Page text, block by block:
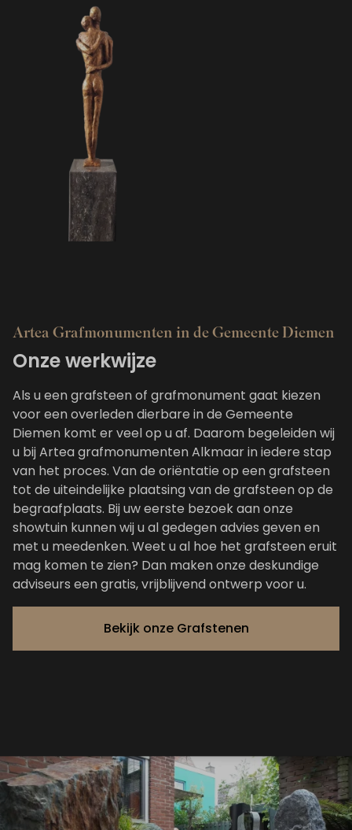
Artea Grafmonumenten in de Gemeente Diemen
Onze werkwijze
Als u een grafsteen of grafmonument gaat kiezen
voor een overleden dierbare in de Gemeente
Diemen komt er veel op u af. Daarom begeleiden wij
u bij Artea grafmonumenten Alkmaar in iedere stap
van het proces. Van de oriëntatie op een grafsteen
tot de uiteindelijke plaatsing van de grafsteen op de
begraafplaats. Bij uw eerste bezoek aan onze
showtuin kunnen wij u al gedegen advies geven en
met u meedenken. Weet u al hoe het grafsteen eruit
mag komen te zien? Dan maken onze deskundige
adviseurs een gratis, vrijblijvend ontwerp voor u.
Bekijk onze Grafstenen